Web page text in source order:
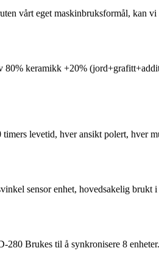
vårt eget maskinbruksformål, kan vi
keramikk +20%
levetid, hver ansikt polert, hver
sensor enhet, hovedsakelig brukt i
Brukes til å synkronisere 8 enheter.